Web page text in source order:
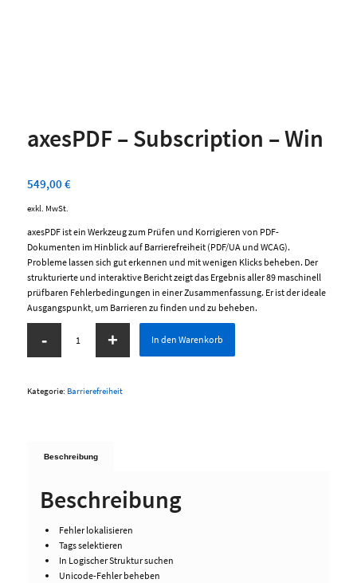
axesPDF – Subscription – Win
549,00 €
exkl. MwSt.
axesPDF ist ein Werkzeug zum Prüfen und Korrigieren von PDF-
Dokumenten im Hinblick auf Barrierefreiheit (PDF/UA und WCAG).
Probleme lassen sich gut erkennen und mit wenigen Klicks beheben. Der
strukturierte und interaktive Bericht zeigt das Ergebnis aller 89 maschinell
prüfbaren Fehlerbedingungen in einer Zusammenfassung. Er ist der ideale
Ausgangspunkt, um Barrieren zu finden und zu beheben.
In den Warenkorb
Kategorie: Barrierefreiheit
Beschreibung
Beschreibung
Fehler lokalisieren
Tags selektieren
In Logischer Struktur suchen
Unicode-Fehler beheben